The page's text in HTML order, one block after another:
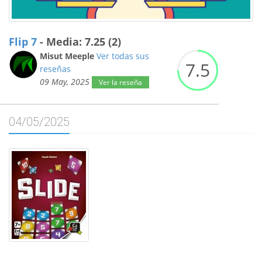
Flip 7 - Media: 7.25 (2)
Misut Meeple Ver todas sus
reseñas
09 May, 2025
Ver la reseña
7.5
04/05/2025